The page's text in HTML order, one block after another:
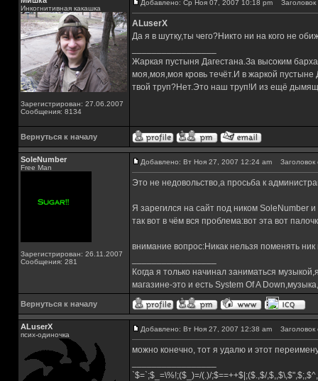
Инкогнитивная какашка
Зарегистрирован: 27.06.2007
Сообщения: 8134
Добавлено: Ср Ноя 07, 2007 10:18 pm
ALuserX
Да я в шутку,ты чего?Никто ни на кого не
Жаркая пустыня Дагестана.За высоким
моя,моя,моя кровь течёт.И в жаркой
твой труп?Нет.Это наш труп!И из ещё
Вернуться к началу
SoleNumber
Free Man
Зарегистрирован: 26.11.2007
Сообщения: 281
Добавлено: Вт Ноя 27, 2007 12:24 am Заголовок
Это не недовольство,а просьба к
Я зарегился на сайт под ником SoleNumber
так вот в чём вся проблема:вот эта вот
внимание вопрос:Никак нельзя поменять
Когда я только начинал заниматься
магазине-это и есть System Of A
Вернуться к началу
ALuserX
псих-одиночка
Добавлено: Вт Ноя 27, 2007 12:38 am Заголовок
можно конечно, тот я удалю и этот
`$=`;$_=\%!;($_)=/(.)/;$==++$|;($.,$/